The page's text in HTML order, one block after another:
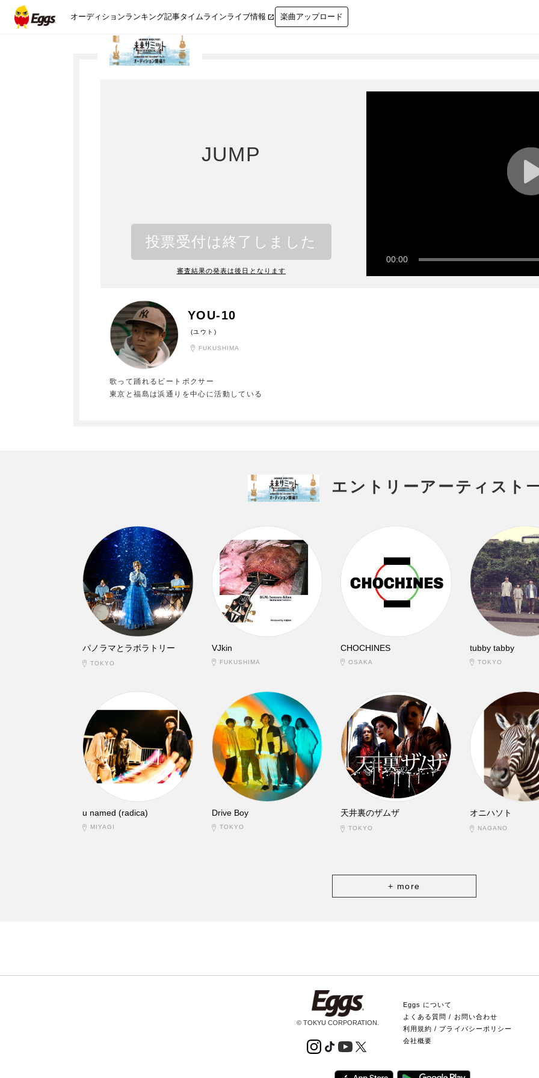
オーディションランキング記事タイムラインライブ情報  楽曲アップロード
00:00
JUMP
投票受付は終了しました
審査結果の発表は後日となります
YOU-10
(ユウト)
FUKUSHIMA
歌って踊れるビートボクサー
東京と福島は浜通りを中心に活動している
エントリーアーティスト
パノラマとラボラトリー
TOKYO
VJkin
FUKUSHIMA
CHOCHINES
OSAKA
tubby tabby
TOKYO
u named (radica)
MIYAGI
Drive Boy
TOKYO
天井裏のザムザ
TOKYO
オニハソト
NAGANO
+ more
© TOKYU CORPORATION.
Eggs について
よくある質問 / お問い合わせ
利用規約 / プライバシーポリシー
会社概要